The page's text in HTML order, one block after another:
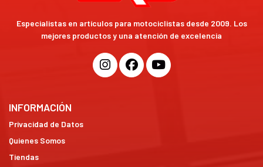
Especialistas en artículos para motociclistas desde 2009. Los
mejores productos y una atención de excelencia
INFORMACIÓN
Privacidad de Datos
Quienes Somos
Tiendas